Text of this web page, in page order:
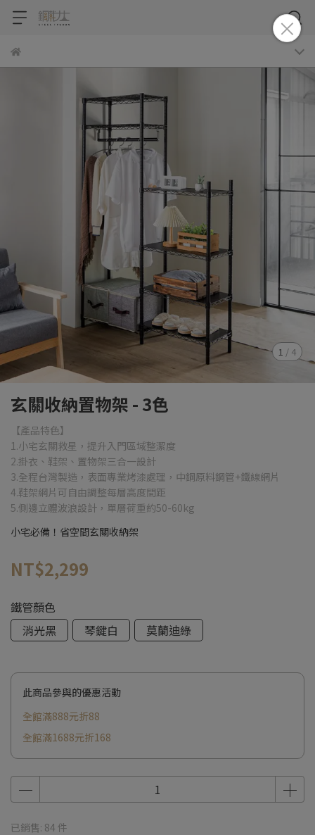
1 / 4
玄關收納置物架 - 3色
【產品特色】
1.小宅玄關救星，提升入門區域整潔度
2.掛衣、鞋架、置物架三合一設計
3.全程台灣製造，表面專業烤漆處理，中鋼原料鋼管+鐵線網片
4.鞋架網片可自由調整每層高度間距
5.側邊立體波浪設計，單層荷重約50-60kg
小宅必備！省空間玄關收納架
NT$2,299
鐵管顏色
消光黑
琴鍵白 莫蘭迪綠
此商品參與的優惠活動
全館滿888元折88
全館滿1688元折168
已銷售: 84 件